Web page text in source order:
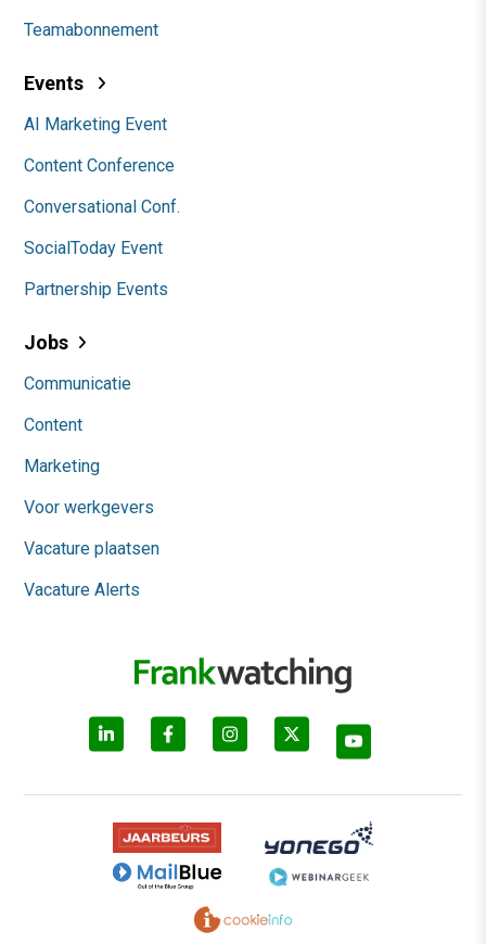
Teamabonnement
Events
AI Marketing Event
Content Conference
Conversational Conf.
SocialToday Event
Partnership Events
Jobs
Communicatie
Content
Marketing
Voor werkgevers
Vacature plaatsen
Vacature Alerts